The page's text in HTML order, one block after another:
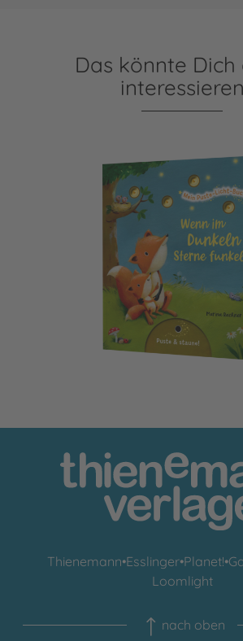
Das könnte Dich
interessieren
Mein Puste-Licht-Buch: Wenn im
Thienemann•Esslinger•Planet!•
Loomlight
nach oben